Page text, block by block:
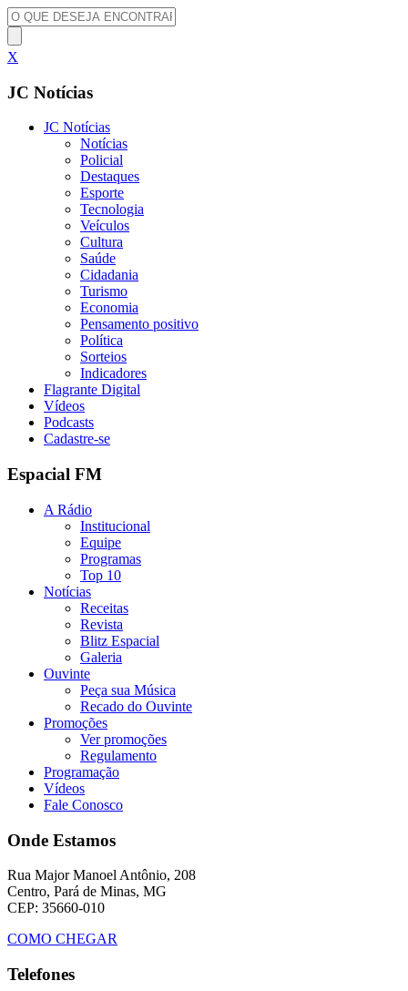
X
JC Notícias
JC Notícias
Notícias
Policial
Destaques
Esporte
Tecnologia
Veículos
Cultura
Saúde
Cidadania
Turismo
Economia
Pensamento positivo
Política
Sorteios
Indicadores
Flagrante Digital
Vídeos
Podcasts
Cadastre-se
Espacial FM
A Rádio
Institucional
Equipe
Programas
Top 10
Notícias
Receitas
Revista
Blitz Espacial
Galeria
Ouvinte
Peça sua Música
Recado do Ouvinte
Promoções
Ver promoções
Regulamento
Programação
Vídeos
Fale Conosco
Onde Estamos
Rua Major Manoel Antônio, 208
Centro, Pará de Minas, MG
CEP: 35660-010
COMO CHEGAR
Telefones